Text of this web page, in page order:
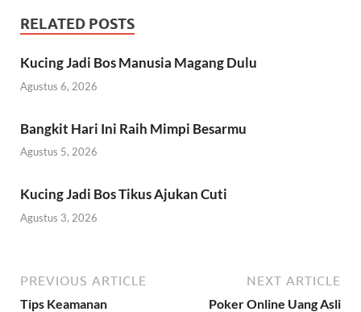
RELATED POSTS
Kucing Jadi Bos Manusia Magang Dulu
Agustus 6, 2026
Bangkit Hari Ini Raih Mimpi Besarmu
Agustus 5, 2026
Kucing Jadi Bos Tikus Ajukan Cuti
Agustus 3, 2026
PREVIOUS ARTICLE
Tips Keamanan
NEXT ARTICLE
Poker Online Uang Asli